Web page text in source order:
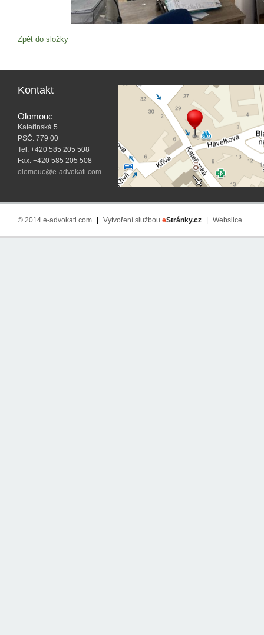
Zpět do složky
Kontakt
Olomouc
Kateřinská 5
PSČ: 779 00
Tel: +420 585 205 508
Fax: +420 585 205 508
olomouc@e-advokati.com
© 2014 e-advokati.com Vytvoření službou eStránky.cz Webslice